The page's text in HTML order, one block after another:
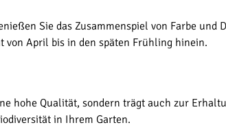
Sie das Zusammenspiel von Farbe und
April bis in den späten Frühling hinein.
hohe Qualität, sondern trägt auch zur
in Ihrem Garten.